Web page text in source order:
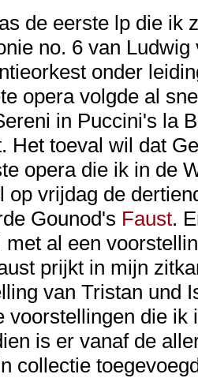
de eerste lp die ik
no. 6 van
onder
opera volgde al
in Puccini's la
Het toeval wil dat
opera die ik in de
op vrijdag de
Gounod's Faust.
met al een
prijkt in mijn
van Tristan und
voorstellingen die
is er vanaf de
collectie